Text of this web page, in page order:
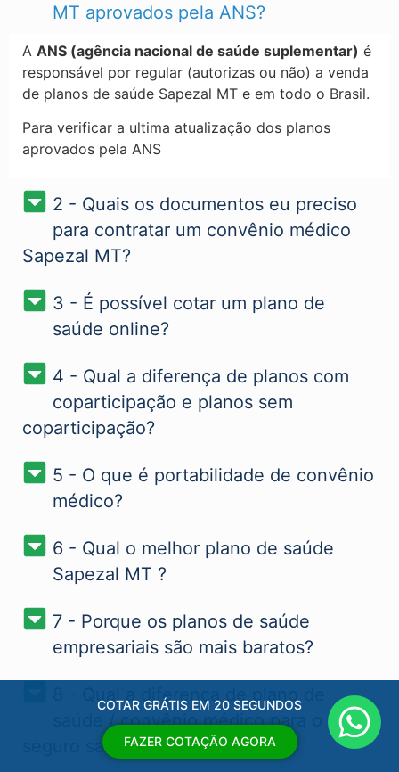
MT​ aprovados pela ANS?
A ANS (agência nacional de saúde suplementar) é
responsável por regular (autorizas ou não) a venda
de planos de saúde Sapezal MT e em todo o Brasil.
Para verificar a ultima atualização dos planos
aprovados pela ANS
2 - Quais os documentos eu preciso
para contratar um convênio médico
Sapezal MT?
3 - É possível cotar um plano de
saúde online?
4 - Qual a diferença de planos com
coparticipação e planos sem
coparticipação?
5 - O que é portabilidade de convênio
médico?
6 - Qual o melhor plano de saúde
Sapezal MT​ ?
7 - Porque os planos de saúde
empresariais são mais baratos?
8 - Qual a diferença de plano de
saúde / convênio médico para o
seguro saúde Sapezal MT​ ?
COTAR GRÁTIS EM 20 SEGUNDOS
FAZER COTAÇÃO AGORA